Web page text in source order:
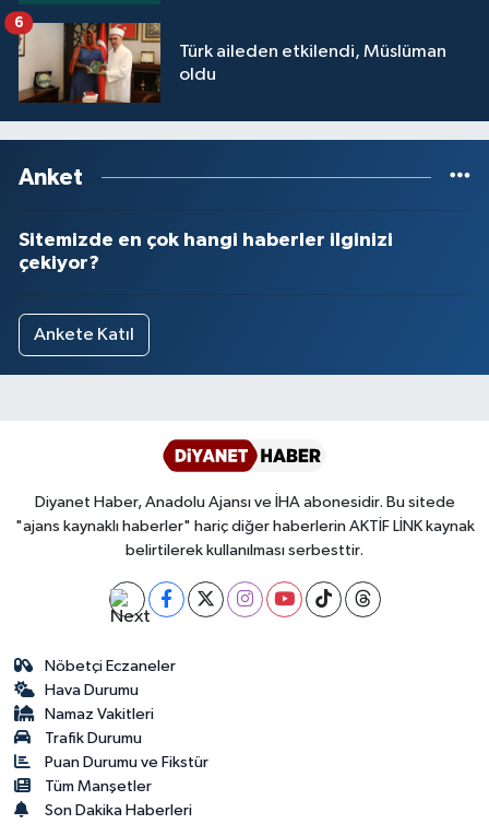
Türk aileden etkilendi, Müslüman
oldu
6
Anket
Sitemizde en çok hangi haberler ilginizi
çekiyor?
Ankete Katıl
Diyanet Haber, Anadolu Ajansı ve İHA abonesidir. Bu sitede
"ajans kaynaklı haberler" hariç diğer haberlerin AKTİF LİNK kaynak
belirtilerek kullanılması serbesttir.
Nöbetçi Eczaneler
Hava Durumu
Namaz Vakitleri
Trafik Durumu
Puan Durumu ve Fikstür
Tüm Manşetler
Son Dakika Haberleri